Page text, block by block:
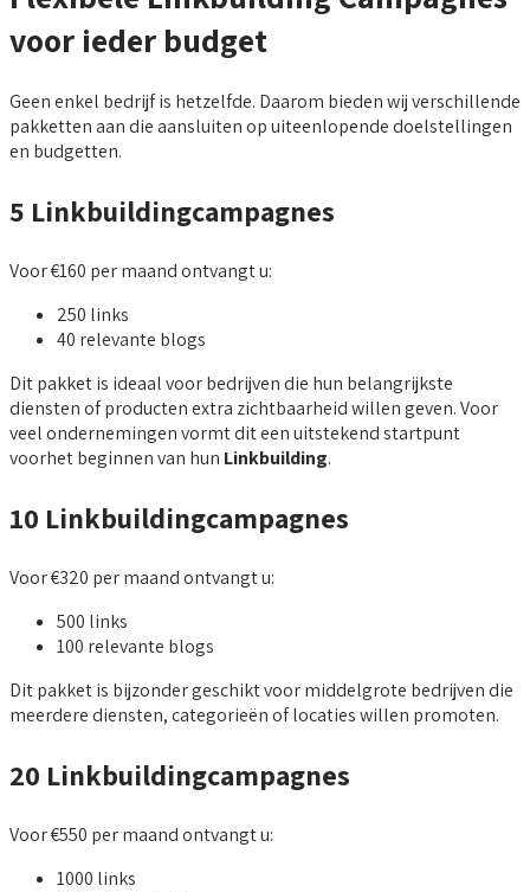
voor ieder budget
Geen enkel bedrijf is hetzelfde. Daarom bieden wij verschillende
pakketten aan die aansluiten op uiteenlopende doelstellingen
en budgetten.
5 Linkbuildingcampagnes
Voor €160 per maand ontvangt u:
250 links
40 relevante blogs
Dit pakket is ideaal voor bedrijven die hun belangrijkste
diensten of producten extra zichtbaarheid willen geven. Voor
veel ondernemingen vormt dit een uitstekend startpunt
voorhet beginnen van hun Linkbuilding.
10 Linkbuildingcampagnes
Voor €320 per maand ontvangt u:
500 links
100 relevante blogs
Dit pakket is bijzonder geschikt voor middelgrote bedrijven die
meerdere diensten, categorieën of locaties willen promoten.
20 Linkbuildingcampagnes
Voor €550 per maand ontvangt u:
1000 links